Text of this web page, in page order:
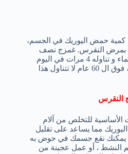
كمية حمض اليوريك في الجسم،
بمرض النقرس. غمزج نصف
ملعقة صغيرة في كوب من الماء و تناوله 4 مرات في اليوم
لمدة اسبوعين. إذا كان عمرك فوق ال 60 عام لا تتناول هذا
الأساسية للتخلص من آلام
مما يساعد على تقليل
يمكنك نقع جسمك في حوض به
، أو عمل عجينة من